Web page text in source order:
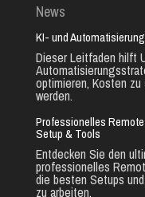
News
KI- und
Dieser Leitfaden hilft
optimieren, Kosten
werden.
Professionelles
Setup & Tools
Entdecken Sie den
professionelles
die besten Setups
zu arbeiten.